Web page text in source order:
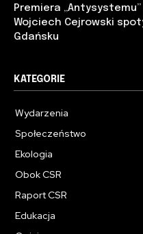
Premiera
Wojciech Cejrowski
Gdańsku
KATEGORIE
Wydarzenia
Społeczeństwo
Ekologia
Obok CSR
Raport CSR
Edukacja